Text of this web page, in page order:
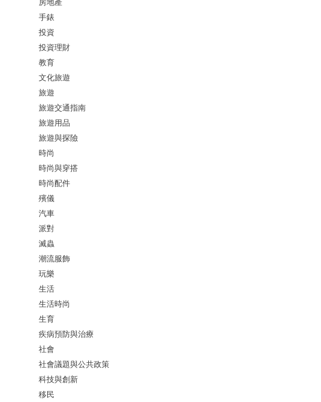
房地產
手錶
投資
投資理財
教育
文化旅遊
旅遊
旅遊交通指南
旅遊用品
旅遊與探險
時尚
時尚與穿搭
時尚配件
殯儀
汽車
派對
滅蟲
潮流服飾
玩樂
生活
生活時尚
生育
疾病預防與治療
社會
社會議題與公共政策
科技與創新
移民